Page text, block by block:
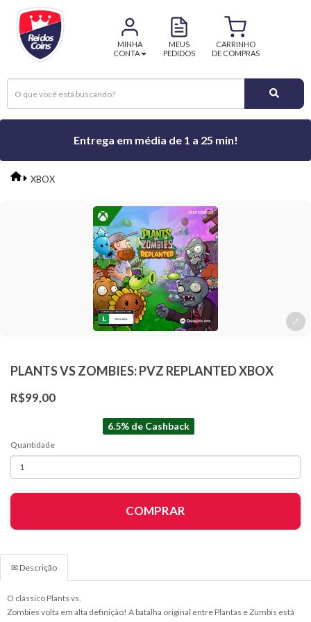
MINHA
CONTA
MEUS
PEDIDOS
CARRINHO
DE COMPRAS
Entrega em média de 1 a 25 min!
XBOX
PLANTS VS ZOMBIES: PVZ REPLANTED XBOX
R$99,00
6.5% de Cashback
Quantidade
COMPRAR
✉ Descrição
O clássico Plants vs.
Zombies volta em alta definição! A batalha original entre Plantas e Zumbis está